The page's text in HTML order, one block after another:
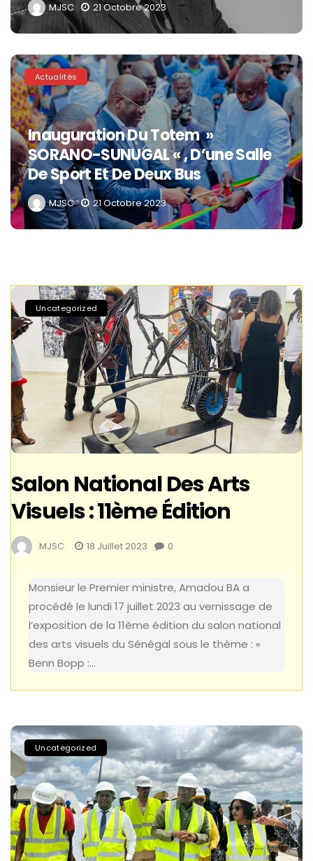
MJSC 21 Octobre 2023
Actualités
Inauguration Du Totem »
SORANO-SUNUGAL « , D’une Salle
De Sport Et De Deux Bus
MJSC 21 Octobre 2023
Uncategorized
Salon National Des Arts
Visuels : 11ème Édition
MJSC 18 Juillet 2023 0
Monsieur le Premier ministre, Amadou BA a
procédé le lundi 17 juillet 2023 au vernissage de
l’exposition de la 11ème édition du salon national
des arts visuels du Sénégal sous le thème : «
Benn Bopp :…
Uncategorized